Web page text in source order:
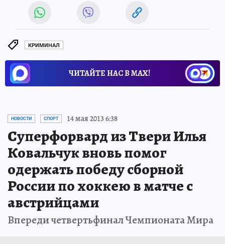
КРИМИНАЛ
ЧИТАЙТЕ НАС В МАХ!
НОВОСТИ СПОРТ 14 мая 2013 6:38
Суперфорвард из Твери Илья
Ковальчук вновь помог
одержать победу сборной
России по хоккею в матче с
австрийцами
Впереди четвертьфинал Чемпионата Мира